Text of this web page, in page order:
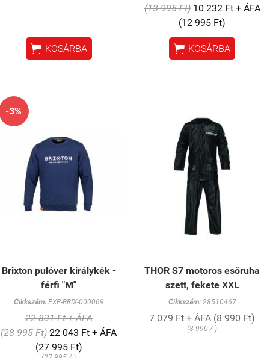
 KOSÁRBA
(13 995 Ft) 10 232 Ft + ÁFA
(12 995 Ft)
 KOSÁRBA
-3%
Brixton pulóver királykék -
férfi "M"
Cikkszám:EXP-BRIX-000069
22 831 Ft + ÁFA
(28 995 Ft) 22 043 Ft + ÁFA
(27 995 Ft)
THOR S7 motoros esőruha
szett, fekete XXL
Cikkszám:28510467
7 079 Ft + ÁFA (8 990 Ft)
(8 990 / )